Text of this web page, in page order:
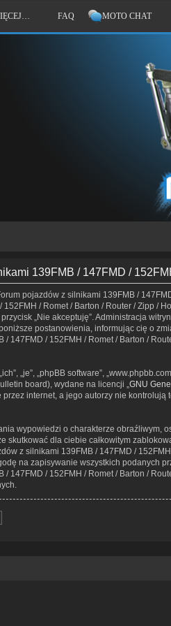
FAQ MOTO CHAT
139FMB / 147FMD /
pojazdów z silnikami 139FMB /
/ Romet / Barton / Router / Zipp /
„Nie akceptuję”. Administracja
postanowienia, informując cię o
/ 147FMD / 152FMH / Romet / Barton /
„je”, „phpBB software”,
board), wydane na licencji „GNU
przez internet, a jego autorzy nie
wypowiedzi o charakterze obraźliwym,
skutkować dla ciebie całkowitym
z silnikami 139FMB / 147FMD /
na zapisywanie wszystkich podanych
/ 147FMD / 152FMH / Romet / Barton /